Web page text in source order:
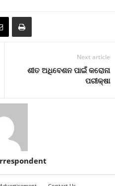
Next article
ଶୀତ ଅଧିବେଶନ ପାଇଁ କରୋନା
ପରୀକ୍ଷା